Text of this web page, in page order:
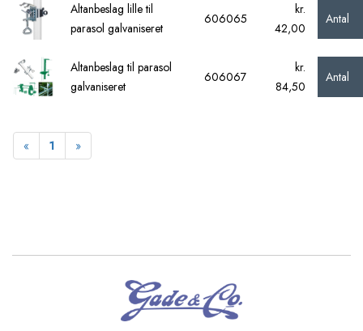
Altanbeslag lille til
parasol galvaniseret
606065
kr.
42,00
Antal
Altanbeslag til parasol
galvaniseret
606067
kr.
84,50
Antal
« Forrige
1 »Næste